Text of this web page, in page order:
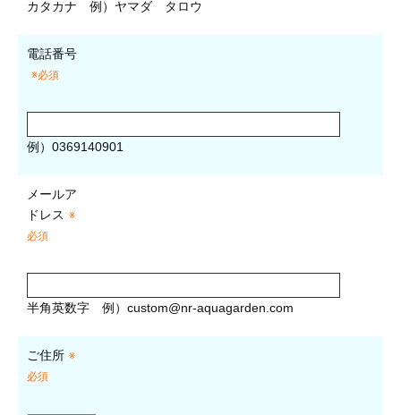
カタカナ 例）ヤマダ タロウ
電話番号
※必須
例）0369140901
メールア
ドレス ※
必須
半角英数字 例） custom@nr-aquagarden.com
ご住所 ※
必須